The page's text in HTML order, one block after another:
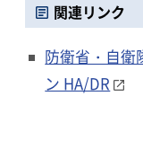
関連リンク
防衛省・自衛
ン HA/DR